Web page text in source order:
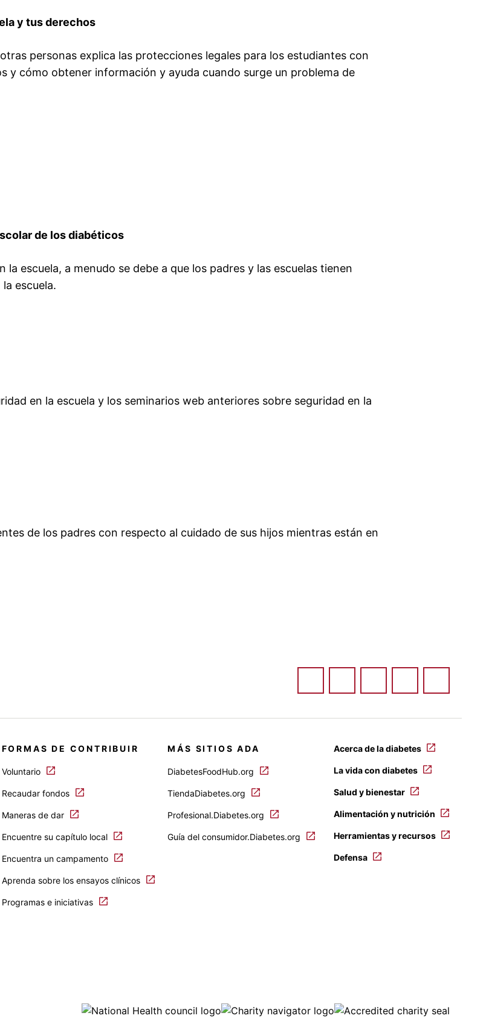
y tus derechos
personas explica las protecciones legales para los estudiantes con
y cómo obtener información y ayuda cuando surge un problema de
de los diabéticos
escuela, a menudo se debe a que los padres y las escuelas tienen
escuela.
en la escuela y los seminarios web anteriores sobre seguridad en la
de los padres con respecto al cuidado de sus hijos mientras están en
FORMAS DE CONTRIBUIR
Voluntario
Recaudar fondos
Maneras de dar
Encuentre su capítulo local
Encuentra un campamento
Aprenda sobre los ensayos clínicos
Programas e iniciativas
MÁS SITIOS ADA
DiabetesFoodHub.org
TiendaDiabetes.org
Profesional.Diabetes.org
Guía del consumidor.Diabetes.org
Acerca de la diabetes
La vida con diabetes
Salud y bienestar
Alimentación y nutrición
Herramientas y recursos
Defensa
Image Image Image